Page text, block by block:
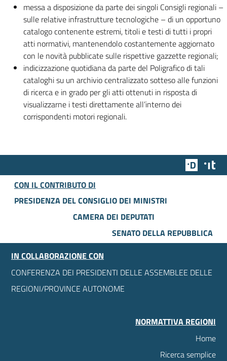
messa a disposizione da parte dei singoli Consigli regionali –
sulle relative infrastrutture tecnologiche – di un opportuno
catalogo contenente estremi, titoli e testi di tutti i propri
atti normativi, mantenendolo costantemente aggiornato
con le novità pubblicate sulle rispettive gazzette regionali;
indicizzazione quotidiana da parte del Poligrafico di tali
cataloghi su un archivio centralizzato sotteso alle funzioni
di ricerca e in grado per gli atti ottenuti in risposta di
visualizzarne i testi direttamente all’interno dei
corrispondenti motori regionali.
Team
CON IL CONTRIBUTO DI
PRESIDENZA DEL CONSIGLIO DEI MINISTRI
CAMERA DEI DEPUTATI
SENATO DELLA REPUBBLICA
IN COLLABORAZIONE CON
CONFERENZA DEI PRESIDENTI DELLE ASSEMBLEE DELLE
REGIONI/PROVINCE AUTONOME
NORMATTIVA REGIONI
Home
Ricerca semplice